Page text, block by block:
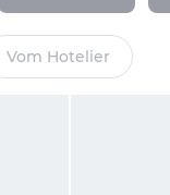
Vom Hotelier